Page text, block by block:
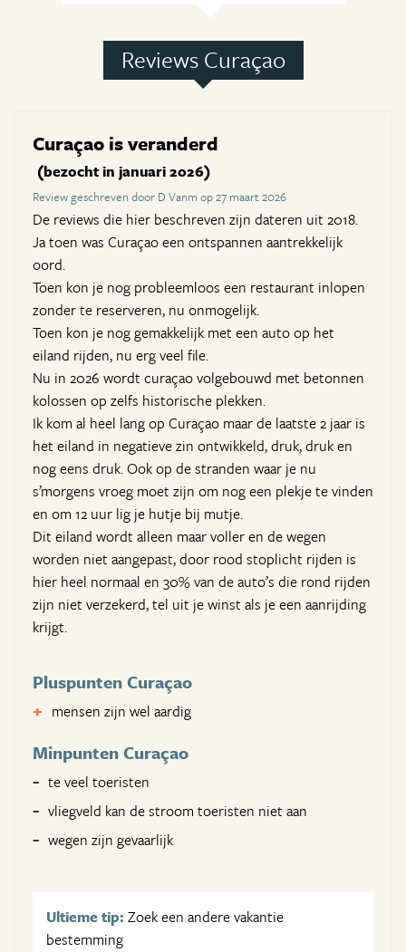
Reviews Curaçao
Curaçao is veranderd
(bezocht in januari 2026)
Review geschreven door D Vanm op 27 maart 2026
De reviews die hier beschreven zijn dateren uit 2018.
Ja toen was Curaçao een ontspannen aantrekkelijk
oord.
Toen kon je nog probleemloos een restaurant inlopen
zonder te reserveren, nu onmogelijk.
Toen kon je nog gemakkelijk met een auto op het
eiland rijden, nu erg veel file.
Nu in 2026 wordt curaçao volgebouwd met betonnen
kolossen op zelfs historische plekken.
Ik kom al heel lang op Curaçao maar de laatste 2 jaar is
het eiland in negatieve zin ontwikkeld, druk, druk en
nog eens druk. Ook op de stranden waar je nu
s’morgens vroeg moet zijn om nog een plekje te vinden
en om 12 uur lig je hutje bij mutje.
Dit eiland wordt alleen maar voller en de wegen
worden niet aangepast, door rood stoplicht rijden is
hier heel normaal en 30% van de auto’s die rond rijden
zijn niet verzekerd, tel uit je winst als je een aanrijding
krijgt.
Pluspunten Curaçao
mensen zijn wel aardig
Minpunten Curaçao
te veel toeristen
vliegveld kan de stroom toeristen niet aan
wegen zijn gevaarlijk
Ultieme tip: Zoek een andere vakantie
bestemming